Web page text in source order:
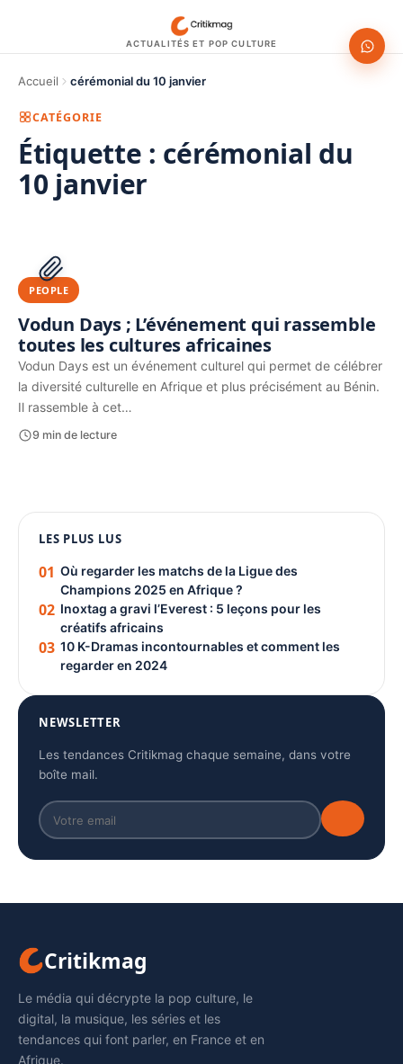
ACTUALITÉS ET POP CULTURE
Accueil cérémonial du 10 janvier
CATÉGORIE
Étiquette : cérémonial du
10 janvier
PUBLICITÉ
PEOPLE
Vodun Days ; L’événement qui rassemble
toutes les cultures africaines
Vodun Days est un événement culturel qui permet de célébrer
la diversité culturelle en Afrique et plus précisément au Bénin.
Il rassemble à cet…
9 min de lecture
PUBLICITÉ
LES PLUS LUS
01 Où regarder les matchs de la Ligue des
Champions 2025 en Afrique ?
02 Inoxtag a gravi l’Everest : 5 leçons pour les
créatifs africains
03 10 K-Dramas incontournables et comment les
regarder en 2024
NEWSLETTER
Les tendances Critikmag chaque semaine, dans votre
boîte mail.
Critikmag
Le média qui décrypte la pop culture, le
digital, la musique, les séries et les
tendances qui font parler, en France et en
Afrique.